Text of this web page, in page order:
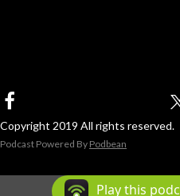
Copyright 2019 All rights reserved.
Podcast Powered By Podbean
Play this